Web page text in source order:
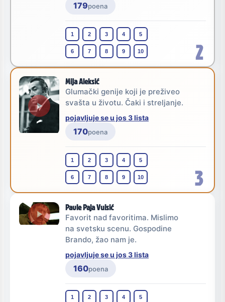
2
179poena
1 2 3 4 5
6 7 8 9 10
3
Mija Aleksić
Glumački genije koji je preživeo
svašta u životu. Čaki i streljanje.
pojavljuje se u jos 3 lista
170poena
1 2 3 4 5
6 7 8 9 10
Pavle Paja Vuisić
Favorit nad favoritima. Mislimo
na svetsku scenu. Gospodine
Brando, žao nam je.
pojavljuje se u jos 3 lista
160poena
1 2 3 4 5